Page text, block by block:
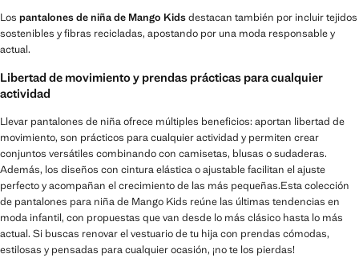
Los pantalones de niña de Mango Kidsdestacan también por incluir tejidos
sostenibles y fibras recicladas, apostando por una moda responsable y
actual.
Libertad de movimiento y prendas prácticas para cualquier
actividad
Llevar pantalones de niña ofrece múltiples beneficios: aportan libertad de
movimiento, son prácticos para cualquier actividad y permiten crear
conjuntos versátiles combinando con camisetas, blusas o sudaderas.
Además, los diseños con cintura elástica o ajustable facilitan el ajuste
perfecto y acompañan el crecimiento de las más pequeñas.Esta colección
de pantalones para niña de Mango Kids reúne las últimas tendencias en
moda infantil, con propuestas que van desde lo más clásico hasta lo más
actual. Si buscas renovar el vestuario de tu hija con prendas cómodas,
estilosas y pensadas para cualquier ocasión, ¡no te los pierdas!